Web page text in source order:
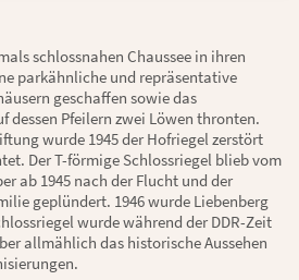
schlossnahen Chaussee in ihren
parkähnliche und repräsentative
geschaffen sowie das
dessen Pfeilern zwei Löwen thronten.
wurde 1945 der Hofriegel zerstört
Der T-förmige Schlossriegel blieb vom
ab 1945 nach der Flucht und der
geplündert. 1946 wurde Liebenberg
wurde während der DDR-Zeit
allmählich das historische Aussehen